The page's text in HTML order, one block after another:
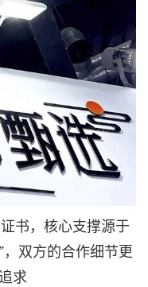
书，核心支撑源于
双方的合作细节更
求